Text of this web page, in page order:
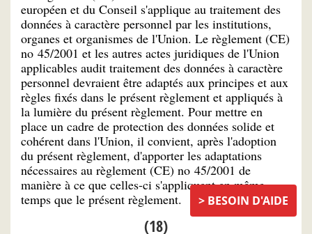
européen et du Conseil s'applique au traitement des
données à caractère personnel par les institutions,
organes et organismes de l'Union. Le règlement (CE)
no 45/2001 et les autres actes juridiques de l'Union
applicables audit traitement des données à caractère
personnel devraient être adaptés aux principes et aux
règles fixés dans le présent règlement et appliqués à
la lumière du présent règlement. Pour mettre en
place un cadre de protection des données solide et
cohérent dans l'Union, il convient, après l'adoption
du présent règlement, d'apporter les adaptations
nécessaires au règlement (CE) no 45/2001 de
manière à ce que celles-ci s'appliquent en même
temps que le présent règlement.
(18)
BESOIN D'AIDE